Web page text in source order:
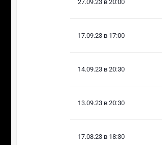
27.09.23 в 20:00
17.09.23 в 17:00
14.09.23 в 20:30
13.09.23 в 20:30
17.08.23 в 18:30